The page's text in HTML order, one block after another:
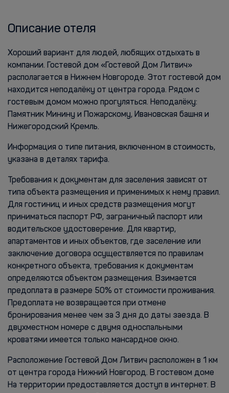
Описание отеля
Хороший вариант для людей, любящих отдыхать в
компании. Гостевой дом «Гостевой Дом Литвич»
располагается в Нижнем Новгороде. Этот гостевой дом
находится неподалёку от центра города. Рядом с
гостевым домом можно прогуляться. Неподалёку:
Памятник Минину и Пожарскому, Ивановская башня и
Нижегородский Кремль.
Информация о типе питания, включенном в стоимость,
указана в деталях тарифа.
Требования к документам для заселения зависят от
типа объекта размещения и применимых к нему правил.
Для гостиниц и иных средств размещения могут
приниматься паспорт РФ, заграничный паспорт или
водительское удостоверение. Для квартир,
апартаментов и иных объектов, где заселение или
заключение договора осуществляется по правилам
конкретного объекта, требования к документам
определяются объектом размещения. Взимается
предоплата в размере 50% от стоимости проживания.
Предоплата не возвращается при отмене
бронирования менее чем за 3 дня до даты заезда. В
двухместном номере с двумя односпальными
кроватями имеется только мансардное окно.
Расположение Гостевой Дом Литвич расположен в 1 км
от центра города Нижний Новгород. В гостевом доме
На территории предоставляется доступ в интернет. В